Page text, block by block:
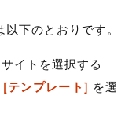
下のとおりです。
イトを選択する
[テンプレート]
を選